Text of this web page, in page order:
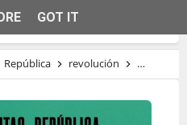
REVOLUCIÓN
República revolución
GOT IT